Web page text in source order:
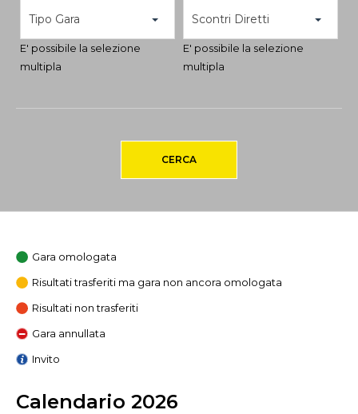
Tipo Gara
E' possibile la selezione
multipla
Scontri Diretti
E' possibile la selezione
multipla
CERCA
Gara omologata
Risultati trasferiti ma gara non ancora omologata
Risultati non trasferiti
Gara annullata
Invito
Calendario 2026